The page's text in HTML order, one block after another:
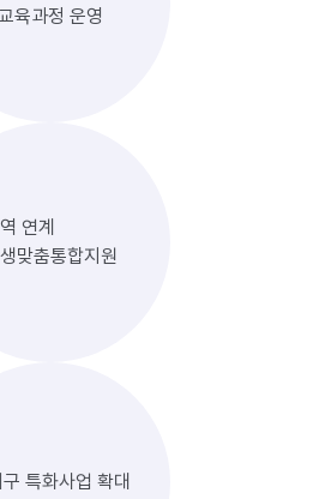
육과정 운영
연계
맞춤통합지원
특화사업 확대